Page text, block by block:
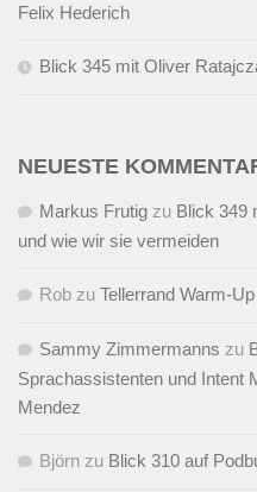
Felix Hederich
Blick 345 mit Oliver
NEUESTE
Markus Frutig zu Blick 349
und wie wir sie vermeiden
Rob zu Tellerrand Warm-
Sammy Zimmermanns zu
Sprachassistenten und Intent
Mendez
Björn zu Blick 310 auf